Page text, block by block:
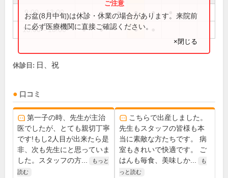
9:00～13:00 ● ● ● ● ●
15:00～18:00 ● ● ●
お盆(8月中旬)は休診・休業の場合があります。来院前
に必ず医療機関に直接ご確認ください。
×閉じる
休診日: 日、祝
口コミ
第一子の時、先生が主治
医でしたが、とても親切丁寧
です!もし2人目が出来たら是
非、次も先生にと思っていま
した。スタッフの方...
もっと
読む
こちらで出産しました。
先生もスタッフの皆様も本
当に素敵な方たちです。 病
室もきれいで快適です。 ご
はんも毎食、美味しか...
も
っと読む